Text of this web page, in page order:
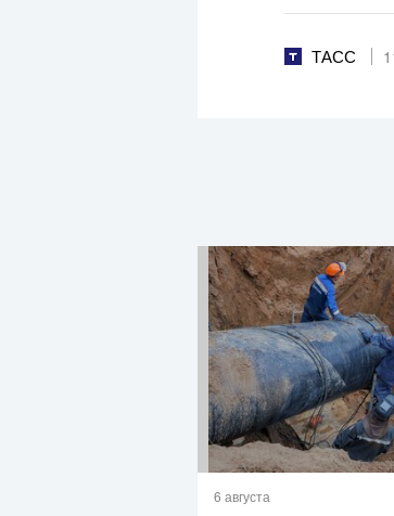
ТАСС
6 августа